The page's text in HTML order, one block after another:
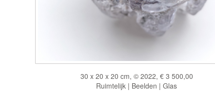
30 x 20 x 20 cm, © 2022, € 3 500,00
Ruimtelijk | Beelden | Glas